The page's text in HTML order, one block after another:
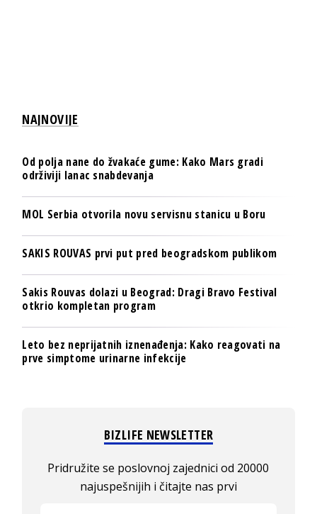
NAJNOVIJE
Od polja nane do žvakaće gume: Kako Mars gradi
održiviji lanac snabdevanja
MOL Serbia otvorila novu servisnu stanicu u Boru
SAKIS ROUVAS prvi put pred beogradskom publikom
Sakis Rouvas dolazi u Beograd: Dragi Bravo Festival
otkrio kompletan program
Leto bez neprijatnih iznenađenja: Kako reagovati na
prve simptome urinarne infekcije
BIZLIFE NEWSLETTER
Pridružite se poslovnoj zajednici od 20000
najuspešnijih i čitajte nas prvi